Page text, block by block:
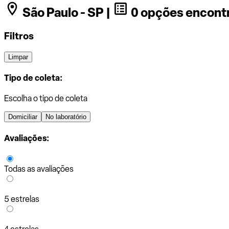
São Paulo - SP |
0 opções
Filtros
Limpar
Tipo de coleta:
Escolha o tipo de coleta
Domiciliar No laboratório
Avaliações:
Todas as avaliações
5 estrelas